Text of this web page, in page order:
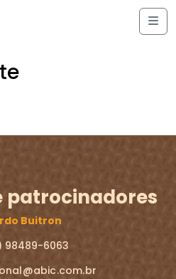
patrocinadores
Buitron
98489-6063